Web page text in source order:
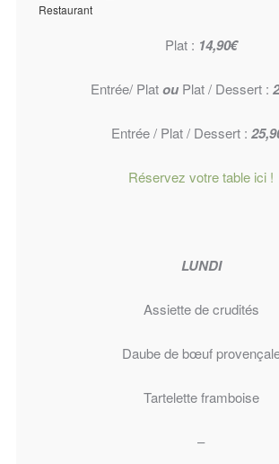
Restaurant
Plat : 14,90€
Entrée/ PlatouPlat / Dessert :
Entrée / Plat / Dessert :
Réservez votre table ici !
LUNDI
Assiette de crudités
Daube de bœuf
Tartelette framboise
–